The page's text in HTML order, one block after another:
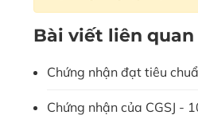
Bài viết liên quan
Chứng nhận đạt tiêu
Chứng nhận của CGSJ -